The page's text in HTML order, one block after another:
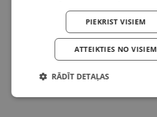
PIEKRIST VISIEM
ATTEIKTIES NO VISIEM
RĀDĪT DETAĻAS